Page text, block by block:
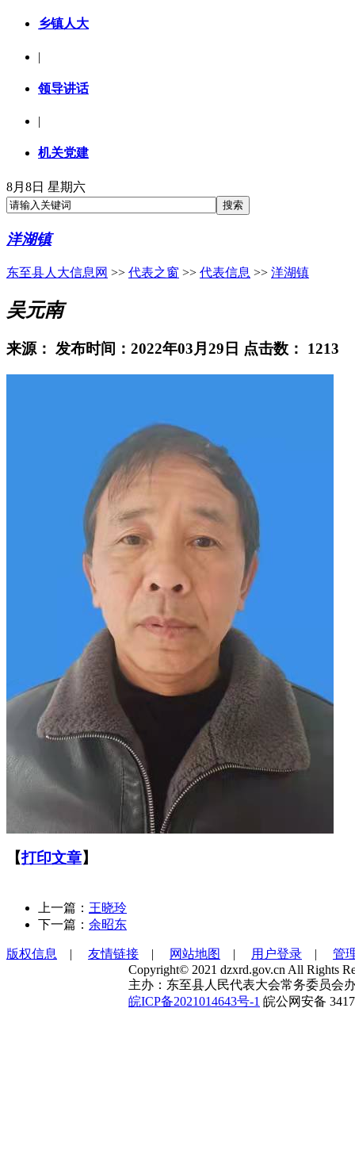
乡镇人大
|
领导讲话
|
机关党建
8月8日 星期六
洋湖镇
东至县人大信息网 >> 代表之窗 >> 代表信息 >> 洋湖镇
吴元南
来源： 发布时间：2022年03月29日 点击数： 1213
【打印文章】
上一篇： 王晓玲
下一篇： 余昭东
版权信息 | 友情链接 | 网站地图 | 用户登录 | 管
Copyright© 2021 dzxrd.gov.cn All Rights
主办：东至县人民代表大会常务委员会
皖ICP备2021014643号-1 皖公网安备